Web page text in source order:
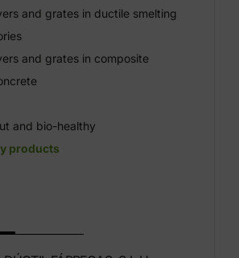
and grates in ductile smelting
and grates in composite
and bio-healthy
products